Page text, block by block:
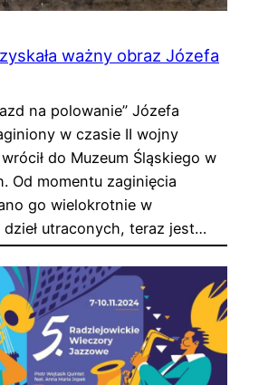
ważny obraz Józefa
na polowanie” Józefa
w czasie II wojny
do Muzeum Śląskiego w
Od momentu zaginięcia
go wielokrotnie w
utraconych, teraz jest…